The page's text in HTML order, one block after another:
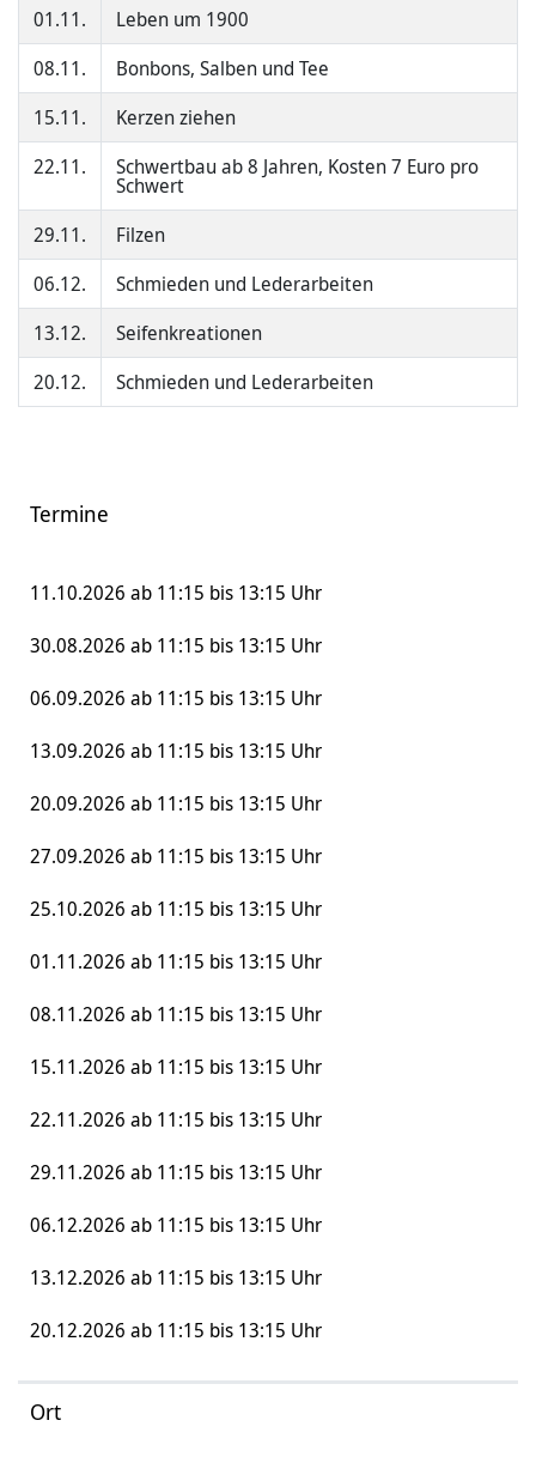
01.11.
Leben um 1900
08.11.
Bonbons, Salben und Tee
15.11.
Kerzen ziehen
22.11.
Schwertbau ab 8 Jahren, Kosten 7 Euro pro
Schwert
29.11.
Filzen
06.12.
Schmieden und Lederarbeiten
13.12.
Seifenkreationen
20.12.
Schmieden und Lederarbeiten
Termine
11.10.2026 ab 11:15 bis 13:15 Uhr
30.08.2026 ab 11:15 bis 13:15 Uhr
06.09.2026 ab 11:15 bis 13:15 Uhr
13.09.2026 ab 11:15 bis 13:15 Uhr
20.09.2026 ab 11:15 bis 13:15 Uhr
27.09.2026 ab 11:15 bis 13:15 Uhr
25.10.2026 ab 11:15 bis 13:15 Uhr
01.11.2026 ab 11:15 bis 13:15 Uhr
08.11.2026 ab 11:15 bis 13:15 Uhr
15.11.2026 ab 11:15 bis 13:15 Uhr
22.11.2026 ab 11:15 bis 13:15 Uhr
29.11.2026 ab 11:15 bis 13:15 Uhr
06.12.2026 ab 11:15 bis 13:15 Uhr
13.12.2026 ab 11:15 bis 13:15 Uhr
20.12.2026 ab 11:15 bis 13:15 Uhr
Ort